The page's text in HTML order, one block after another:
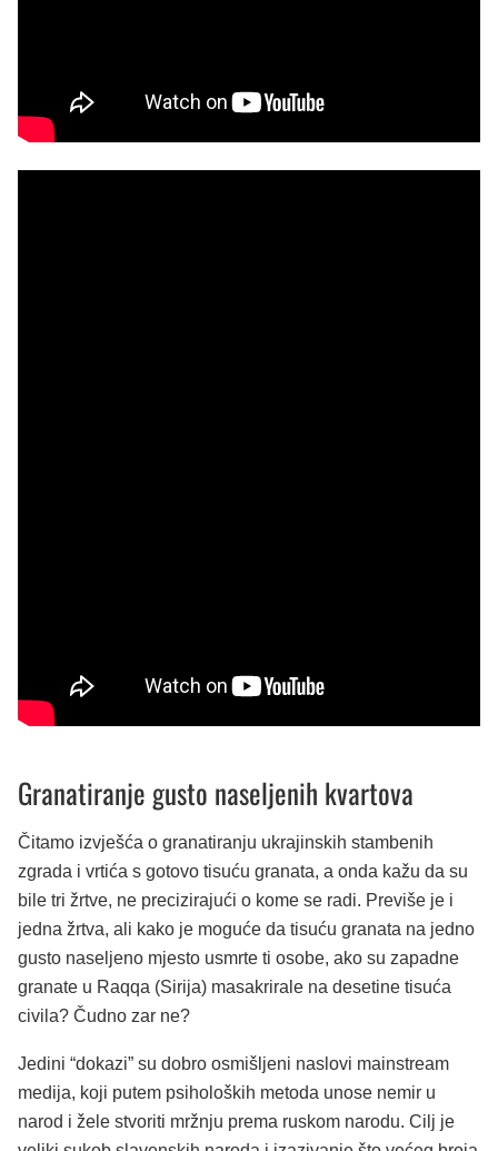
Granatiranje gusto naseljenih kvartova
Čitamo izvješća o granatiranju ukrajinskih stambenih
zgrada i vrtića s gotovo tisuću granata, a onda kažu da su
bile tri žrtve, ne precizirajući o kome se radi. Previše je i
jedna žrtva, ali kako je moguće da tisuću granata na jedno
gusto naseljeno mjesto usmrte ti osobe, ako su zapadne
granate u Raqqa (Sirija) masakrirale na desetine tisuća
civila? Čudno zar ne?
Jedini “dokazi” su dobro osmišljeni naslovi mainstream
medija, koji putem psiholoških metoda unose nemir u
narod i žele stvoriti mržnju prema ruskom narodu. Cilj je